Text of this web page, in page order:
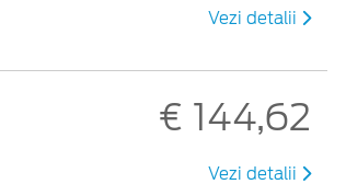
Vezi detalii
€ 144,62
Vezi detalii